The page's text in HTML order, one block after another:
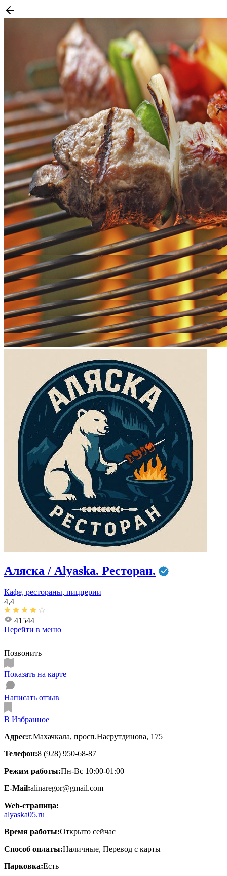
Аляска / Alyaska. Ресторан.
Кафе, рестораны, пиццерии
4,4
41544
Перейти в меню
Позвонить
Показать на карте
Написать отзыв
В Избранное
Адрес:г.Махачкала, ​просп.Насрутдинова, 175
Телефон:8 (928) 950-68-87
Режим работы:Пн-Вс 10:00-01:00
E-Mail:alinaregor@gmail.com
Web-страница:
alyaska05.ru
Время работы:Открыто сейчас
Способ оплаты:Наличные, Перевод с карты
Парковка:Есть